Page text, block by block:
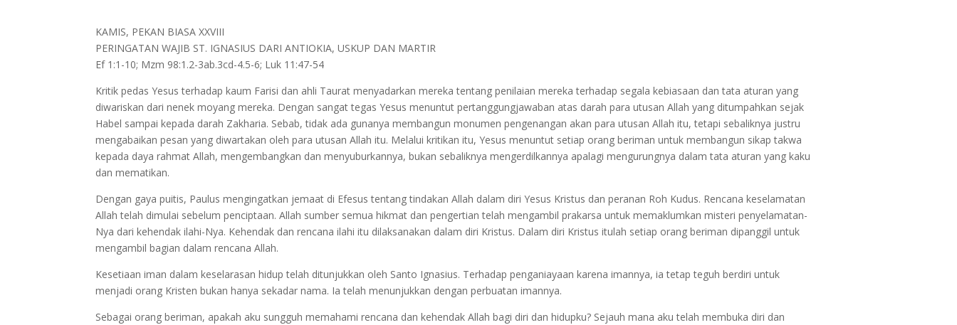
KAMIS, PEKAN BIASA XXVIII
PERINGATAN WAJIB ST. IGNASIUS DARI ANTIOKIA, USKUP DAN MARTIR
Ef 1:1-10; Mzm 98:1.2-3ab.3cd-4.5-6; Luk 11:47-54
Kritik pedas Yesus terhadap kaum Farisi dan ahli Taurat menyadarkan mereka tentang penilaian mereka terhadap segala kebiasaan dan tata aturan yang
diwariskan dari nenek moyang mereka. Dengan sangat tegas Yesus menuntut pertanggungjawaban atas darah para utusan Allah yang ditumpahkan sejak
Habel sampai kepada darah Zakharia. Sebab, tidak ada gunanya membangun monumen pengenangan akan para utusan Allah itu, tetapi sebaliknya justru
mengabaikan pesan yang diwartakan oleh para utusan Allah itu. Melalui kritikan itu, Yesus menuntut setiap orang beriman untuk membangun sikap takwa
kepada daya rahmat Allah, mengembangkan dan menyuburkannya, bukan sebaliknya mengerdilkannya apalagi mengurungnya dalam tata aturan yang kaku
dan mematikan.
Dengan gaya puitis, Paulus mengingatkan jemaat di Efesus tentang tindakan Allah dalam diri Yesus Kristus dan peranan Roh Kudus. Rencana keselamatan
Allah telah dimulai sebelum penciptaan. Allah sumber semua hikmat dan pengertian telah mengambil prakarsa untuk memaklumkan misteri penyelamatan-
Nya dari kehendak ilahi-Nya. Kehendak dan rencana ilahi itu dilaksanakan dalam diri Kristus. Dalam diri Kristus itulah setiap orang beriman dipanggil untuk
mengambil bagian dalam rencana Allah.
Kesetiaan iman dalam keselarasan hidup telah ditunjukkan oleh Santo Ignasius. Terhadap penganiayaan karena imannya, ia tetap teguh berdiri untuk
menjadi orang Kristen bukan hanya sekadar nama. Ia telah menunjukkan dengan perbuatan imannya.
Sebagai orang beriman, apakah aku sungguh memahami rencana dan kehendak Allah bagi diri dan hidupku? Sejauh mana aku telah membuka diri dan